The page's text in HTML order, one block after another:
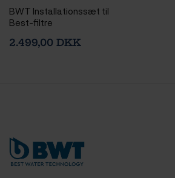
BWT Installationssæt til
Best-filtre
2.499,00 DKK